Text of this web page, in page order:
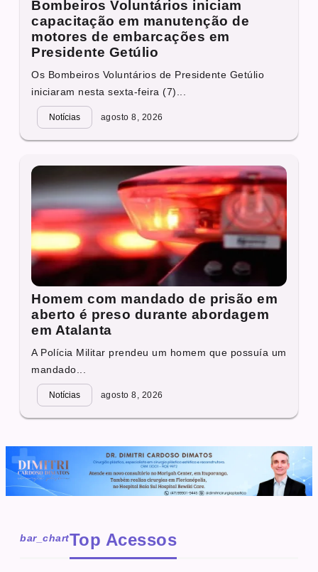
Bombeiros Voluntários iniciam
capacitação em manutenção de
motores de embarcações em
Presidente Getúlio
Os Bombeiros Voluntários de Presidente Getúlio
iniciaram nesta sexta-feira (7)...
Notícias agosto 8, 2026
Homem com mandado de prisão em
aberto é preso durante abordagem
em Atalanta
A Polícia Militar prendeu um homem que possuía um
mandado...
Notícias agosto 8, 2026
bar_chartTop Acessos